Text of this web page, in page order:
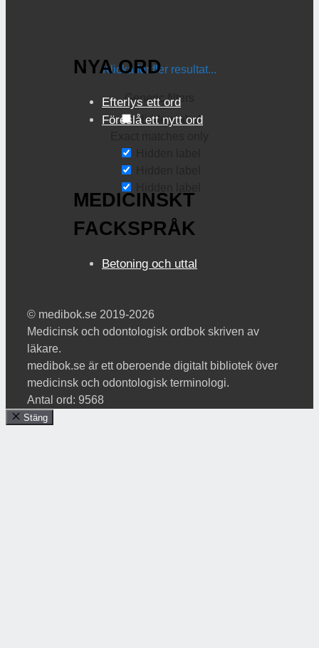
Klicka för fler resultat...
Generic filters
Hidden label
NYA ORD
Efterlys ett ord
Föreslå ett nytt ord
MEDICINSKT
FACKSPRÅK
Betoning och uttal
© medibok.se 2019-2026
Medicinsk och odontologisk ordbok skriven av
läkare.
medibok.se är ett oberoende digitalt bibliotek över
medicinsk och odontologisk terminologi.
Antal ord: 9568
Stäng